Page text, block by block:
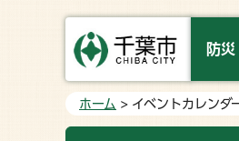
防
ホーム > イベントカレンダ